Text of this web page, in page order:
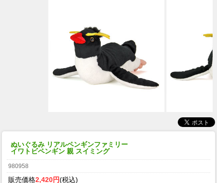
ぬいぐるみ リアルペンギンファミリー
イワトビペンギン 親 スイミング
980958
販売価格2,420円(税込)